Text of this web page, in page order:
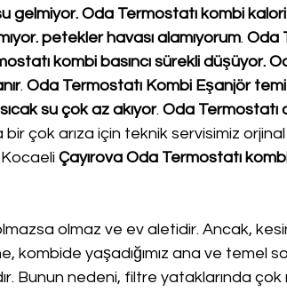
gelmiyor. Oda Termostatı kombi
petekler havası alamıyorum. Oda
kombi basıncı sürekli düşüyor.
. Oda Termostatı Kombi Eşanjör
su çok az akıyor. Oda Termostatı
çok arıza için teknik servisimiz
Çayırova Oda Termostatı
olmaz ve ev aletidir. Ancak,
kombide yaşadığımız ana ve temel
Bunun nedeni, filtre yataklarında